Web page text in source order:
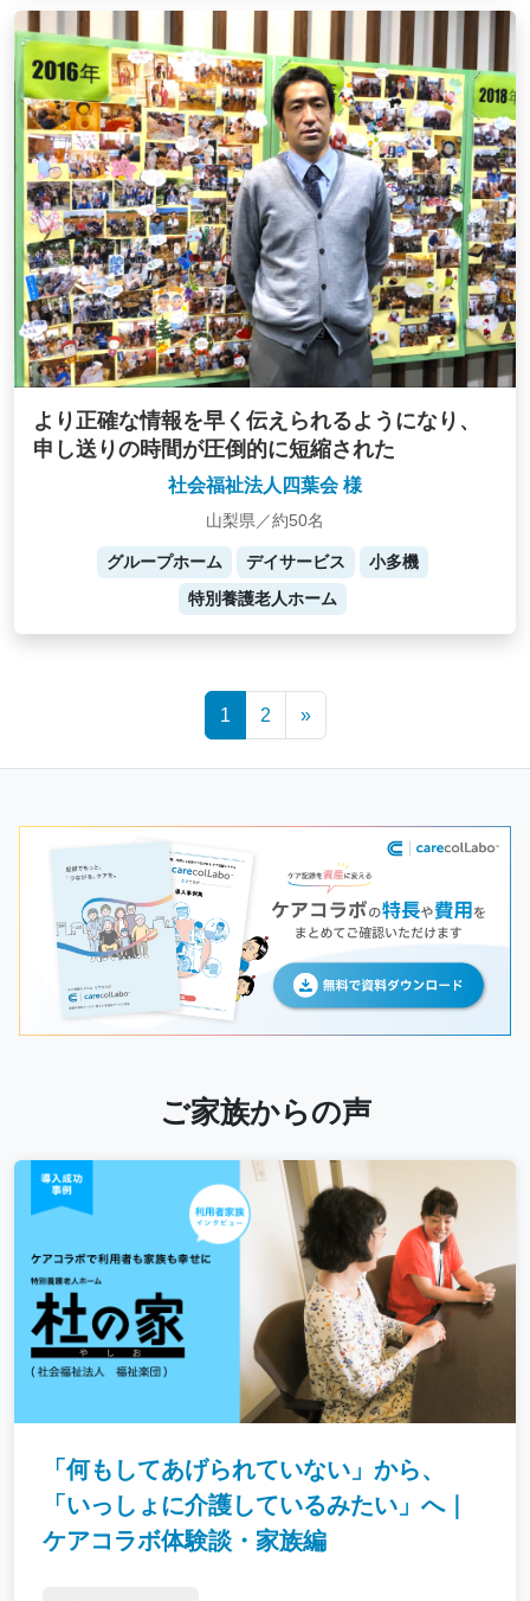
より正確な情報を早く伝えられるようになり、
申し送りの時間が圧倒的に短縮された
社会福祉法人四葉会 様
山梨県／約50名
グループホーム デイサービス
小多機
特別養護老人ホーム
1 2 »
ご家族からの声
「何もしてあげられていない」から、
「いっしょに介護しているみたい」へ｜
ケアコラボ体験談・家族編